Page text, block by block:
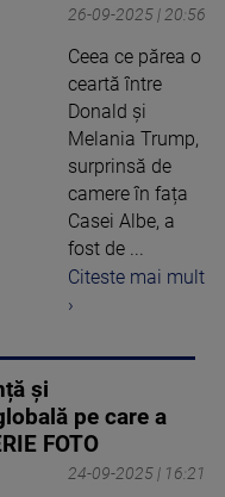
26-09-2025 | 20:56
Ceea ce părea o
ceartă între
Donald și
Melania Trump,
surprinsă de
camere în fața
Casei Albe, a
fost de ...
Citeste mai mult
›
și
pe care a
FOTO
24-09-2025 | 16:21